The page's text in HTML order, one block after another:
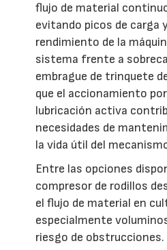
flujo de material
evitando picos de carga
rendimiento de la
sistema frente a
embrague de trinquete
que el accionamiento
lubricación activa
necesidades de
la vida útil del
Entre las opciones
compresor de rodillos
el flujo de material en
especialmente
riesgo de obstrucciones.